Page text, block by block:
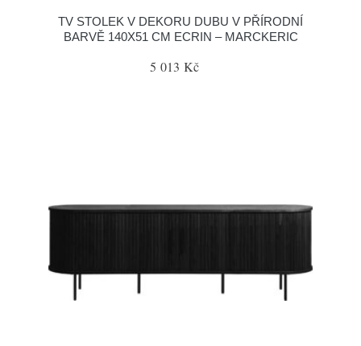
TV STOLEK V DEKORU DUBU V PŘÍRODNÍ
BARVĚ 140X51 CM ECRIN – MARCKERIC
5 013 Kč